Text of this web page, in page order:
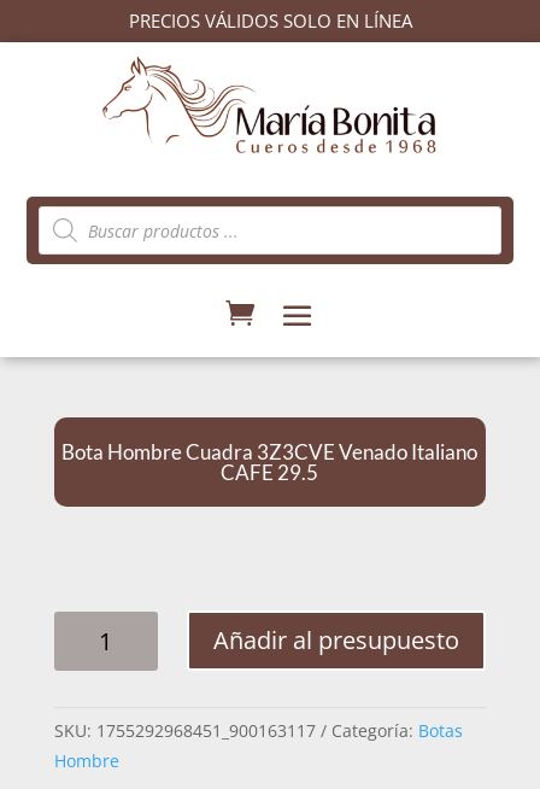
PRECIOS VÁLIDOS SOLO EN LÍNEA
Búsqueda
de
productos
Bota Hombre Cuadra 3Z3CVE Venado Italiano
CAFE 29.5
HOMBRE
VENADO
ITALIANO
Añadir al presupuesto
SKU: 1755292968451_900163117 Categoría: Botas
Hombre